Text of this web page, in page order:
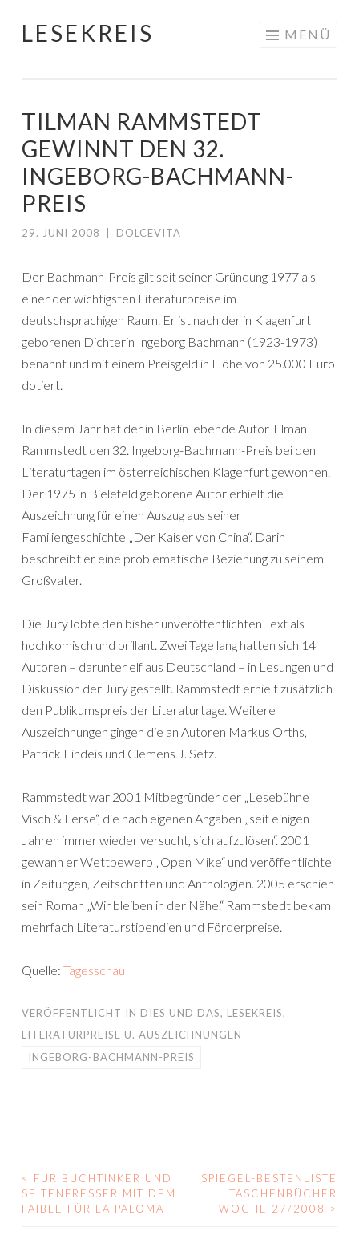
Springe
LESEKREIS MENÜ
TILMAN RAMMSTEDT
GEWINNT DEN 32.
INGEBORG-BACHMANN-
PREIS
29. JUNI 2008 DOLCEVITA
Der Bachmann-Preis gilt seit seiner Gründung 1977 als
einer der wichtigsten Literaturpreise im
deutschsprachigen Raum. Er ist nach der in Klagenfurt
geborenen Dichterin Ingeborg Bachmann (1923-1973)
benannt und mit einem Preisgeld in Höhe von 25.000 Euro
dotiert.
In diesem Jahr hat der in Berlin lebende Autor Tilman
Rammstedt den 32. Ingeborg-Bachmann-Preis bei den
Literaturtagen im österreichischen Klagenfurt gewonnen.
Der 1975 in Bielefeld geborene Autor erhielt die
Auszeichnung für einen Auszug aus seiner
Familiengeschichte „Der Kaiser von China“. Darin
beschreibt er eine problematische Beziehung zu seinem
Großvater.
Die Jury lobte den bisher unveröffentlichten Text als
hochkomisch und brillant. Zwei Tage lang hatten sich 14
Autoren – darunter elf aus Deutschland – in Lesungen und
Diskussion der Jury gestellt. Rammstedt erhielt zusätzlich
den Publikumspreis der Literaturtage. Weitere
Auszeichnungen gingen die an Autoren Markus Orths,
Patrick Findeis und Clemens J. Setz.
Rammstedt war 2001 Mitbegründer der „Lesebühne
Visch & Ferse“, die nach eigenen Angaben „seit einigen
Jahren immer wieder versucht, sich aufzulösen“. 2001
gewann er Wettbewerb „Open Mike“ und veröffentlichte
in Zeitungen, Zeitschriften und Anthologien. 2005 erschien
sein Roman „Wir bleiben in der Nähe.“ Rammstedt bekam
mehrfach Literaturstipendien und Förderpreise.
Quelle: Tagesschau
VERÖFFENTLICHT IN DIES UND DAS, LESEKREIS,
LITERATURPREISE U. AUSZEICHNUNGEN
INGEBORG-BACHMANN-PREIS
BEITRAGS-
NAVIGATION
<
FÜR BUCHTINKER UND
SEITENFRESSER MIT DEM
FAIBLE FÜR LA PALOMA
SPIEGEL-BESTENLISTE
TASCHENBÜCHER
WOCHE 27/2008
>